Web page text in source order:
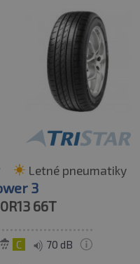
Letné pneumatiky
3
66T
C 70 dB